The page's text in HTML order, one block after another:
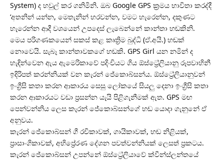
System) ද හවුල් කර ගනිමිනි. ඔබ Google GPS ක්‍රමය භාවිතා කරද්දී
‘අතනින් යන්න, මෙතැනින් හරවන්න, වමට හැරෙන්න, දකුණට
හැරෙන්න ආදී වශයෙන් උපදෙස් ලැබෙන්නේ කාන්තා හඬකිනි.
මෙය පරිගණකයෙන් සකස් කළ කෘත්‍රිම බුද්ධි (ඒ.අයි.) හඬක්
නොවෙයි. සැබෑ කාන්තාවකගේ හඬකි. GPS Girl යන නමින් ද
හැඳින්වෙන ඇය ඇමෙරිකාවේ පදිංචියට ගිය ඕස්ට්‍රේලියානු රූපවාහිනී
ඉදිරිපත් කරන්නියක් වන කැරන් ජේකොබ්සන්ය. ඕස්ට්‍රේලියානුවන්
ඉංග්‍රීසි කතා කරන ආකාරය සෙසු ලෝකයේ සියලු දෙනා ඉංග්‍රීසි කතා
කරන ආකාරයට වඩා ප්‍රසන්න යැයි පිළිගැනීමක් ඇත. GPS මඟ
පෙන්වන්නිය ලෙස කැරන් ජේකොබ්සන්ගේ හඬ යොදා ගැනුනේ ඒ
අනුවය.
කැරන් ජේකොබ්සන් ගී රචිකාවක්, ගායිකාවක්, හඬ නිළියක්,
ප්‍රාසාංගිකාවක්, අභිප්‍රේරණ දේශන පවත්වන්නියක් ලෙසත් ප්‍රකටය.
කැරන් ජේකොබ්සන් උපන්නේ ඕස්ට්‍රේලියාවේ ක්වීන්ස්ලන්තයේ